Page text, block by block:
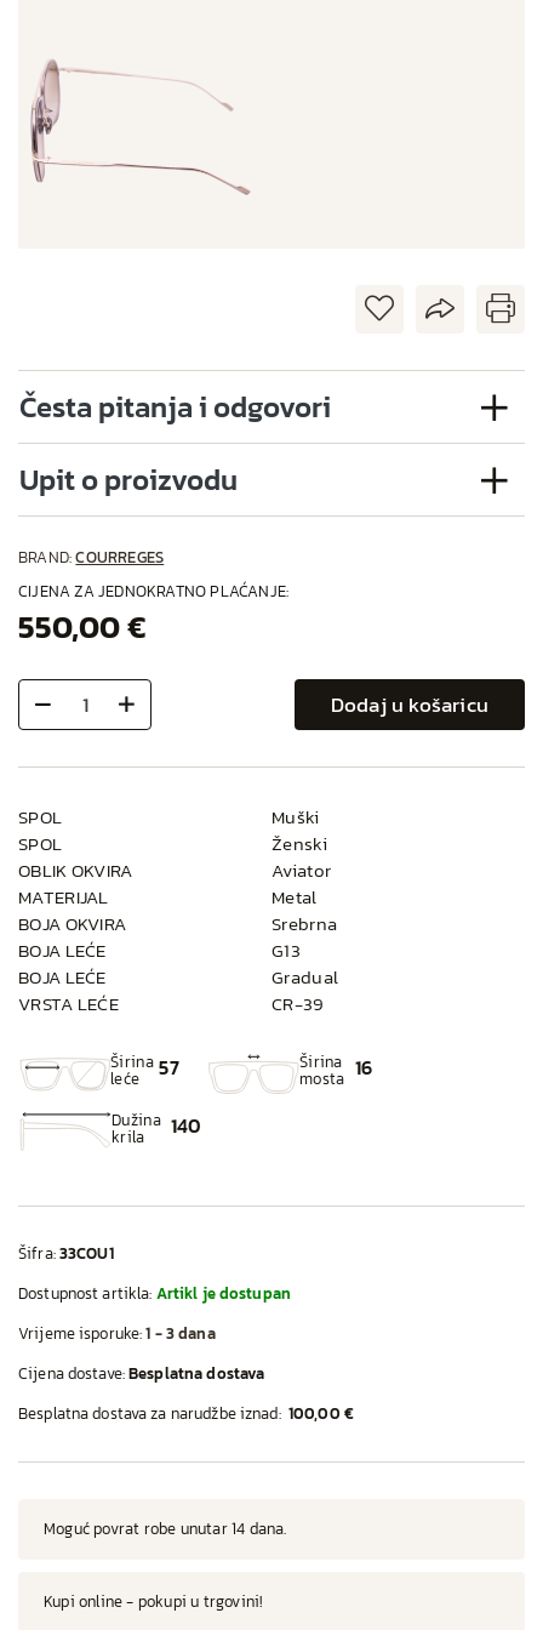
Česta pitanja i odgovori
Upit o proizvodu
BRAND:COURREGES
CIJENA ZA JEDNOKRATNO PLAĆANJE:
550,00 €
Dodaj u košaricu
SPOL
Muški
SPOL
Ženski
OBLIK OKVIRA
Aviator
MATERIJAL
Metal
BOJA OKVIRA
Srebrna
BOJA LEĆE
G13
BOJA LEĆE
Gradual
VRSTA LEĆE
CR-39
Širina
leće 57 Širina
mosta 16
Dužina
krila 140
Šifra:33COU1
Dostupnost artikla: Artikl je dostupan
Vrijeme isporuke:1 - 3 dana
Cijena dostave:Besplatna dostava
Besplatna dostava za narudžbe iznad: 100,00 €
Moguć povrat robe unutar 14 dana.
Kupi online - pokupi u trgovini!